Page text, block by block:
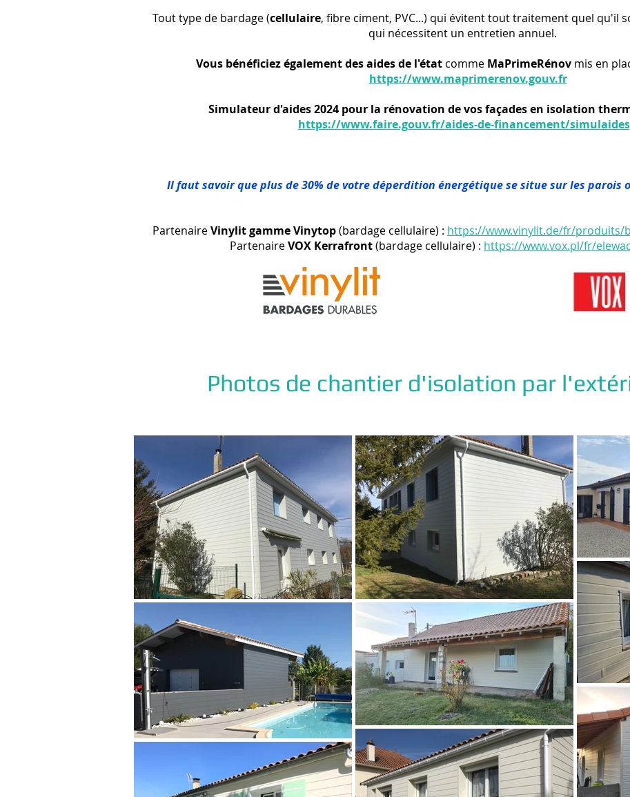
Tout type de bardage (cellulaire, fibre ciment, PVC...) qui évitent tout traitement quel qu'il
qui nécessitent un entretien annuel.
Vous bénéficiez également des aides de l'étatcomme MaPrimeRénov mis en
https://www.maprimerenov.gouv.fr
Simulateur d'aides 2024 pour la rénovation de vos façades en isolation
https://www.faire.gouv.fr/aides-de-financement/simulaides
Il faut savoir que plus de 30% de votre déperdition énergétique se situe sur les parois
PartenaireVinylit gamme Vinytop(bardage cellulaire) : https://www.vinylit.de/fr/produits/
PartenaireVOX Kerrafront(bardage cellulaire) : https://www.vox.pl/fr/
Photos de chantier d'isolation par